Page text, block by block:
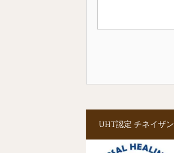
UHT認定 チネイザン